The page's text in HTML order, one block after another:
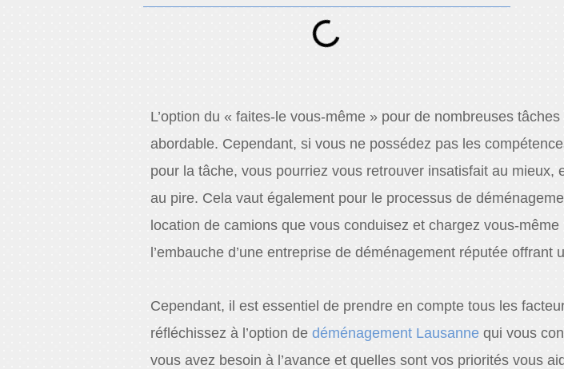
L’option du « faites-le vous-même » pour de nombreuses
abordable. Cependant, si vous ne possédez pas les
pour la tâche, vous pourriez vous retrouver insatisfait au mieux,
au pire. Cela vaut également pour le processus de
location de camions que vous conduisez et chargez vous-
l’embauche d’une entreprise de déménagement réputée offrant
Cependant, il est essentiel de prendre en compte tous les
réfléchissez à l’option dedéménagement Lausanne qui vous
vous avez besoin à l’avance et quelles sont vos priorités vous